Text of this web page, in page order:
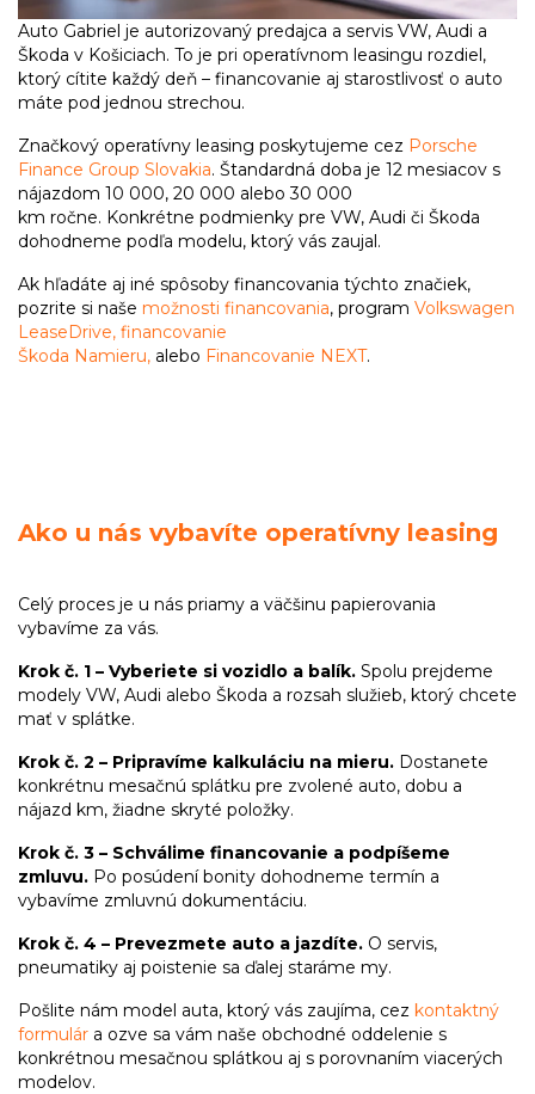
Auto Gabriel je autorizovaný predajca a servis VW, Audi a
Škoda v Košiciach. To je pri operatívnom leasingu rozdiel,
ktorý cítite každý deň – financovanie aj starostlivosť o auto
máte pod jednou strechou.
Značkový operatívny leasing poskytujeme cez Porsche
Finance Group Slovakia. Štandardná doba je 12 mesiacov s
nájazdom 10 000, 20 000 alebo 30 000
km ročne. Konkrétne podmienky pre VW, Audi či Škoda
dohodneme podľa modelu, ktorý vás zaujal.
Ak hľadáte aj iné spôsoby financovania týchto značiek,
pozrite si naše možnosti financovania, program Volkswagen
LeaseDrive, financovanie
Škoda Namieru, alebo Financovanie NEXT.
Ako u nás vybavíte operatívny leasing
Celý proces je u nás priamy a väčšinu papierovania
vybavíme za vás.
Krok č. 1 – Vyberiete si vozidlo a balík. Spolu prejdeme
modely VW, Audi alebo Škoda a rozsah služieb, ktorý chcete
mať v splátke.
Krok č. 2 – Pripravíme kalkuláciu na mieru. Dostanete
konkrétnu mesačnú splátku pre zvolené auto, dobu a
nájazd km, žiadne skryté položky.
Krok č. 3 – Schválime financovanie a podpíšeme
zmluvu. Po posúdení bonity dohodneme termín a
vybavíme zmluvnú dokumentáciu.
Krok č. 4 – Prevezmete auto a jazdíte. O servis,
pneumatiky aj poistenie sa ďalej staráme my.
Pošlite nám model auta, ktorý vás zaujíma, cez kontaktný
formulár a ozve sa vám naše obchodné oddelenie s
konkrétnou mesačnou splátkou aj s porovnaním viacerých
modelov.